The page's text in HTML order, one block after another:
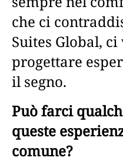
che ci
Suites Global,
progettare
il segno.
Può farci
queste
comune?